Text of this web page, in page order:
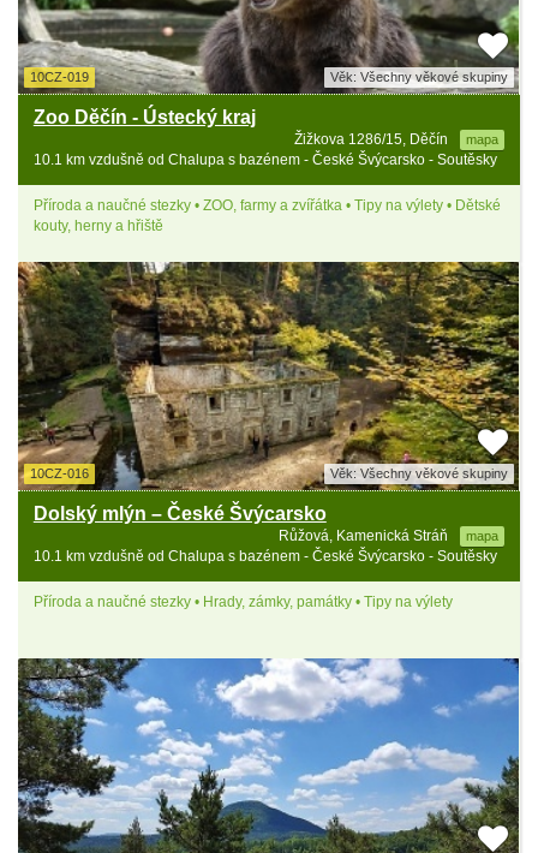
10CZ-019 Věk: Všechny věkové skupiny
Zoo Děčín - Ústecký kraj
Žižkova 1286/15, Děčín mapa
10.1 km vzdušně od Chalupa s bazénem - České Švýcarsko - Soutěsky
Příroda a naučné stezky • ZOO, farmy a zvířátka • Tipy na výlety • Dětské
kouty, herny a hřiště
10CZ-016 Věk: Všechny věkové skupiny
Dolský mlýn – České Švýcarsko
Růžová, Kamenická Stráň mapa
10.1 km vzdušně od Chalupa s bazénem - České Švýcarsko - Soutěsky
Příroda a naučné stezky • Hrady, zámky, památky • Tipy na výlety